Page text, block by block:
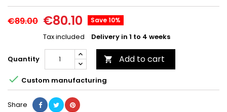
€89.00 €80.10 Save 10%
Tax included Delivery in 1 to 4 weeks
Quantity  Add to cart
 Custom manufacturing
Share